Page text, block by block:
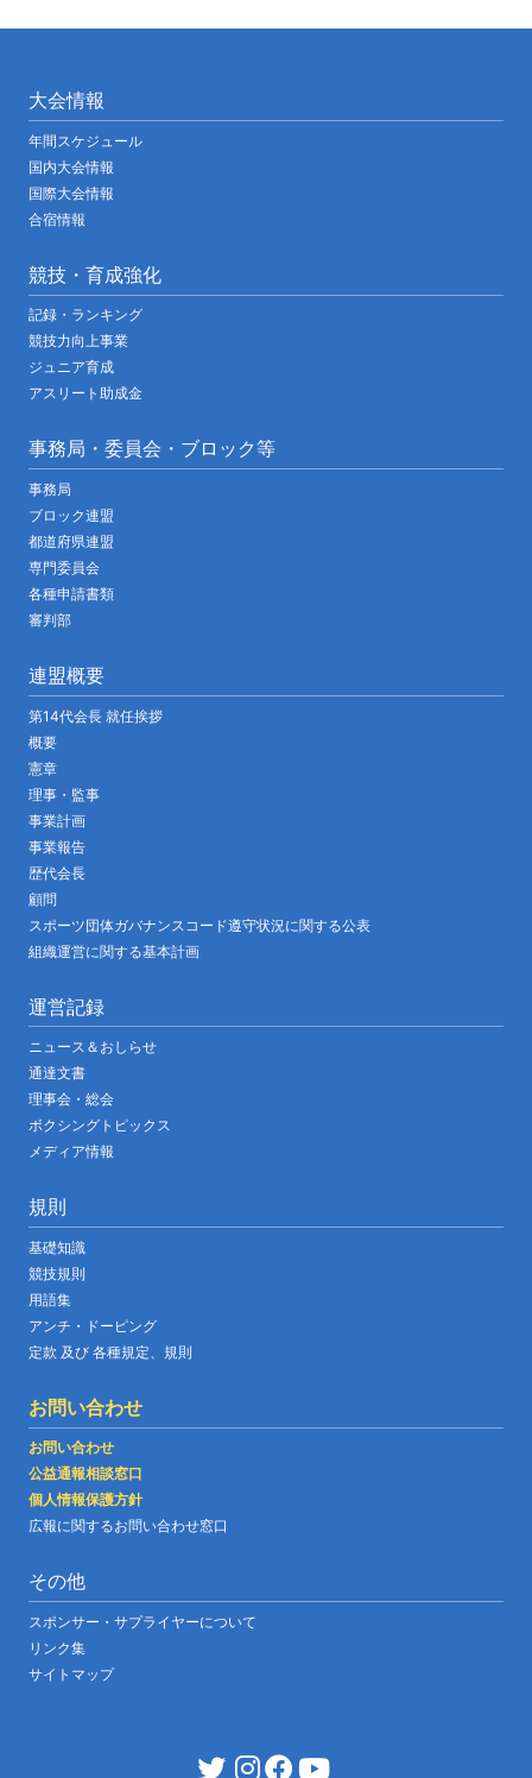
大会情報
年間スケジュール
国内大会情報
国際大会情報
合宿情報
競技・育成強化
記録・ランキング
競技力向上事業
ジュニア育成
アスリート助成金
事務局・委員会・ブロック等
事務局
ブロック連盟
都道府県連盟
専門委員会
各種申請書類
審判部
連盟概要
第14代会長 就任挨拶
概要
憲章
理事・監事
事業計画
事業報告
歴代会長
顧問
スポーツ団体ガバナンスコード遵守状況に関する公表
組織運営に関する基本計画
運営記録
ニュース＆おしらせ
通達文書
理事会・総会
ボクシングトピックス
メディア情報
規則
基礎知識
競技規則
用語集
アンチ・ドーピング
定款 及び 各種規定、規則
お問い合わせ
お問い合わせ
公益通報相談窓口
個人情報保護方針
広報に関するお問い合わせ窓口
その他
スポンサー・サプライヤーについて
リンク集
サイトマップ